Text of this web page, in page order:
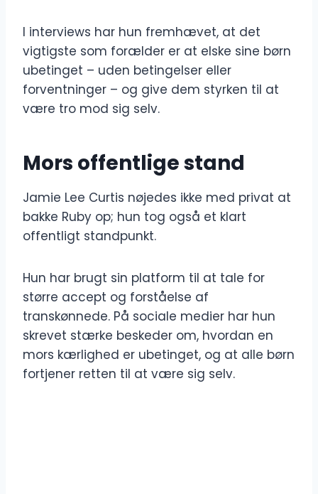
I interviews har hun fremhævet, at det
vigtigste som forælder er at elske sine børn
ubetinget – uden betingelser eller
forventninger – og give dem styrken til at
være tro mod sig selv.
Mors offentlige stand
Jamie Lee Curtis nøjedes ikke med privat at
bakke Ruby op; hun tog også et klart
offentligt standpunkt.
Hun har brugt sin platform til at tale for
større accept og forståelse af
transkønnede. På sociale medier har hun
skrevet stærke beskeder om, hvordan en
mors kærlighed er ubetinget, og at alle børn
fortjener retten til at være sig selv.